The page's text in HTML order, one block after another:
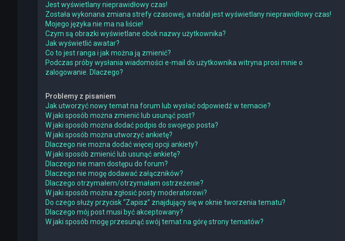
Jest wyświetlany nieprawidłowy czas!
Została wykonana zmiana strefy czasowej, a nadal jest wyświetlany nieprawidłowy czas!
Mojego języka nie ma na liście!
Czym są obrazki wyświetlane obok nazwy użytkownika?
Jak wyświetlić awatar?
Co to jest ranga i jak można ją zmienić?
Podczas próby wysłania wiadomości e-mail do użytkownika witryna prosi mnie o
zalogowanie. Dlaczego?
Problemy z pisaniem
Jak utworzyć nowy temat na forum lub wysłać odpowiedź w temacie?
W jaki sposób można zmienić lub usunąć post?
W jaki sposób można dodać podpis do swojego posta?
W jaki sposób można utworzyć ankietę?
Dlaczego nie można dodać więcej opcji ankiety?
W jaki sposób zmienić lub usunąć ankietę?
Dlaczego nie mam dostępu do forum?
Dlaczego nie mogę dodawać załączników?
Dlaczego otrzymałem/otrzymałam ostrzeżenie?
W jaki sposób można zgłosić posty moderatorowi?
Do czego służy przycisk “Zapisz” znajdujący się w oknie tworzenia tematu?
Dlaczego mój post musi być akceptowany?
W jaki sposób mogę przesunąć swój temat na górę strony tematów?